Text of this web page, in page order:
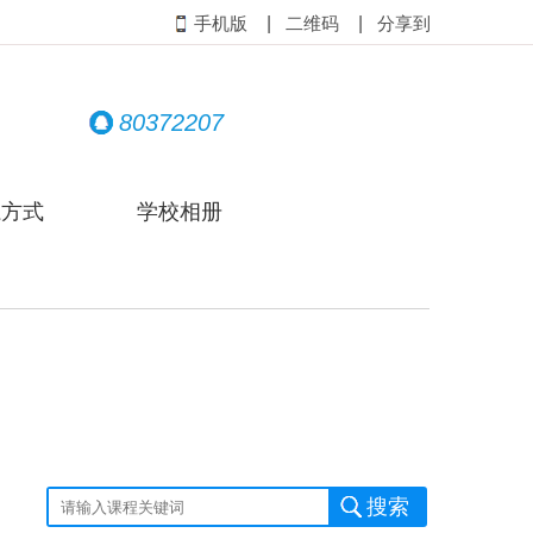
手机版 二维码 分享到
80372207
式 学校相册